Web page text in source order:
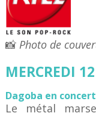
📸 Photo de
MERCREDI
Dagoba en concert
Le métal